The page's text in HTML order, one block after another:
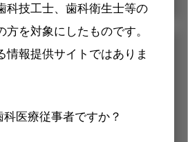
科技工士、歯科衛生士等の
方を対象にしたものです。
情報提供サイトではありま
科医療従事者ですか？
リット